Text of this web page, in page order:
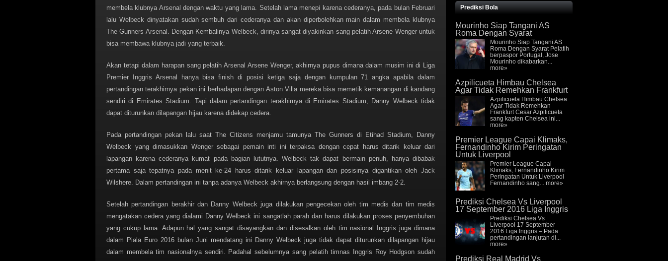
membela klubnya Arsenal dengan waktu yang lama. Setelah lama menepi karena cederanya, pada bulan Februari
lalu Welbeck dinyatakan sudah sembuh dari cederanya dan akan diperbolehkan main dalam membela klubnya
The Gunners Arsenal. Dengan Kembalinya Welbeck, dirinya sangat diyakinkan sang pelatih Arsene Wenger untuk
bisa membawa klubnya jadi yang terbaik.
Akan tetapi dalam harapan sang pelatih Arsenal Arsene Wenger, akhirnya pupus dimana dalam musim ini di Liga
Premier Inggris Arsenal hanya bisa finish di posisi ketiga saja dengan kumpulan 71 angka apabila dalam
pertandingan terakhirnya pekan ini berhadapan dengan Aston Villa mereka bisa memetik kemanangan di kandang
sendiri di Emirates Stadium. Tapi dalam pertandingan terakhirnya di Emirates Stadium, Danny Welbeck tidak
dapat diturunkan dilapangan hijau karena didekap cedera.
Pada pertandingan pekan lalu saat The Citizens menjamu tamunya The Gunners di Etihad Stadium, Danny
Welbeck yang dimasukkan Wenger sebagai pemain inti ini terpaksa dengan cepat harus ditarik keluar dari
lapangan karena cederanya kumat pada bagian lututnya. Welbeck tak dapat bermain penuh, hanya dibabak
pertama saja tepatnya pada menit ke-24 harus ditarik keluar lapangan dan posisinya digantikan oleh Jack
Wilshere. Dalam pertandingan ini tanpa adanya Welbeck akhirnya berlangsung dengan hasil imbang 2-2.
Setelah pertandingan berakhir dan Danny Welbeck juga dilakukan pengecekan oleh tim medis dan tim medis
mengatakan cedera yang dialami Danny Welbeck ini sangatlah parah dan harus dilakukan proses penyembuhan
yang cukup lama. Adapun hal yang sangat disayangkan dan disesalkan oleh tim nasional Inggris juga dimana
dalam Piala Euro 2016 bulan Juni mendatang ini Danny Welbeck juga tidak dapat diturunkan dilapangan hijau
dalam membela tim nasionalnya sendiri. Padahal sebelumnya sang pelatih timnas Inggris Roy Hodgson sudah
Prediksi Bola
Mourinho Siap Tangani AS
Roma Dengan Syarat
Mourinho Siap Tangani AS
Roma Dengan Syarat Pelatih
berpaspor Portugal, Jose
Mourinho dikabarkan...
more»
Azpilicueta Himbau Chelsea
Agar Tidak Remehkan Frankfurt
Azpilicueta Himbau Chelsea
Agar Tidak Remehkan
Frankfurt Cesar Azpilicueta
sang kapten Chelsea ini...
more»
Premier League Capai Klimaks,
Fernandinho Kirim Peringatan
Untuk Liverpool
Premier League Capai
Klimaks, Fernandinho Kirim
Peringatan Untuk Liverpool
Fernandinho sang... more»
Prediksi Chelsea Vs Liverpool
17 September 2016 Liga Inggris
Prediksi Chelsea Vs
Liverpool 17 September
2016 Liga Inggris – Pada
pertandingan lanjutan di...
more»
Prediksi Real Madrid Vs